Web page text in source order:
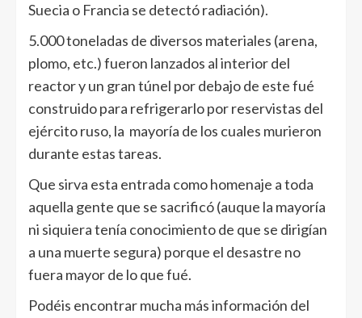
Suecia o Francia se detectó radiación).
5.000 toneladas de diversos materiales (arena,
plomo, etc.) fueron lanzados al interior del
reactor y un gran túnel por debajo de este fué
construido para refrigerarlo por reservistas del
ejército ruso, la mayoría de los cuales murieron
durante estas tareas.
Que sirva esta entrada como homenaje a toda
aquella gente que se sacrificó (auque la mayoría
ni siquiera tenía conocimiento de que se dirigían
a una muerte segura) porque el desastre no
fuera mayor de lo que fué.
Podéis encontrar mucha más información del